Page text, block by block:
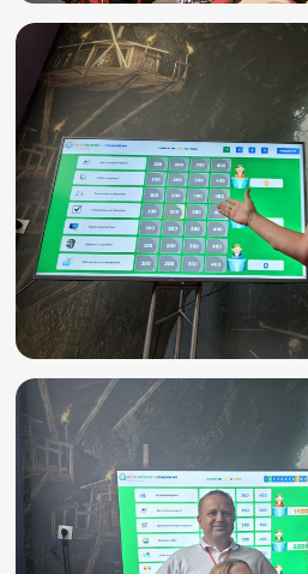
Игры и тренажеры
Игра «Знания»
Знания в тестах
Викторина
Словарь
Настолка
Памятки
Комиксы
Стихи
Педагогам
Школа наставников
IT-урок
Методика
Секреты кода
Незрячим
English
Регистрация
Задать